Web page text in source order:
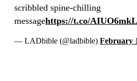
scribbled spine-chilling
messagehttps://t.co/
— LADbible (@ladbible) February